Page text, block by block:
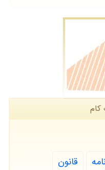
كام
قانون